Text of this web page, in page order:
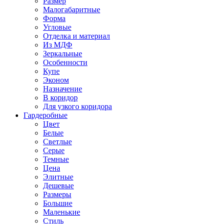
Малогабаритные
Форма
Угловые
Отделка и материал
Из МДФ
Зеркальные
Особенности
Купе
Эконом
Назначение
В коридор
Для узкого коридора
Гардеробные
Цвет
Белые
Светлые
Серые
Темные
Цена
Элитные
Дешевые
Размеры
Большие
Маленькие
Стиль